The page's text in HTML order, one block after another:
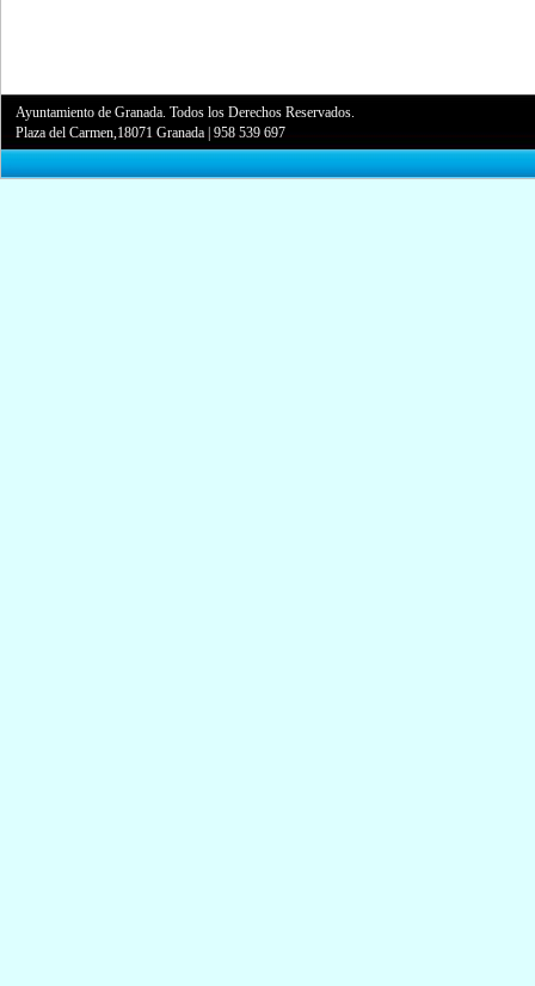
Ayuntamiento de Granada. Todos los Derechos Reservados.
Plaza del Carmen,18071 Granada |958 539 697